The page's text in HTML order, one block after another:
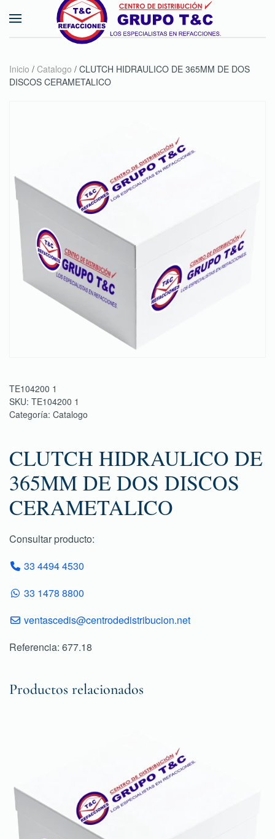
Skip to main content
Inicio / Catalogo / CLUTCH HIDRAULICO DE 365MM DE DOS
DISCOS CERAMETALICO
TE104200 1
SKU: TE104200 1
Categoría: Catalogo
CLUTCH HIDRAULICO DE
365MM DE DOS DISCOS
CERAMETALICO
Consultar producto:
33 4494 4530
33 1478 8800
ventascedis@centrodedistribucion.net
Referencia: 677.18
Productos relacionados